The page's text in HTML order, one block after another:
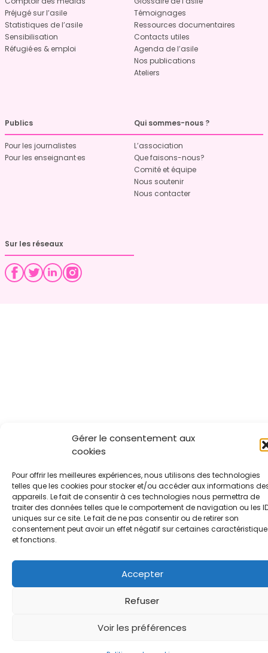
Gérer le consentement aux
cookies
Pour offrir les meilleures expériences, nous utilisons des technologies
telles que les cookies pour stocker et/ou accéder aux informations
appareils. Le fait de consentir à ces technologies nous permettra de
traiter des données telles que le comportement de navigation ou les
uniques sur ce site. Le fait de ne pas consentir ou de retirer son
consentement peut avoir un effet négatif sur certaines
et fonctions.
Accepter
Refuser
Voir les préférences
Préjugé sur l’asile
Statistiques de l’asile
Sensibilisation
Réfugié·es & emploi
Témoignages
Ressources documentaires
Contacts utiles
Agenda de l’asile
Nos publications
Ateliers
Publics
Pour les journalistes
Pour les enseignant·es
Qui sommes-nous ?
L’association
Que faisons-nous?
Comité et équipe
Nous soutenir
Nous contacter
Sur les réseaux